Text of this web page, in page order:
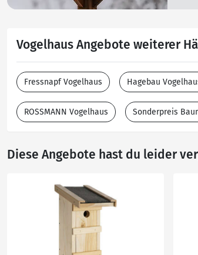
Vogelhaus Angebote weiterer
Fressnapf Vogelhaus Hagebau
ROSSMANN Vogelhaus Sonderpreis
Diese Angebote hast du leider